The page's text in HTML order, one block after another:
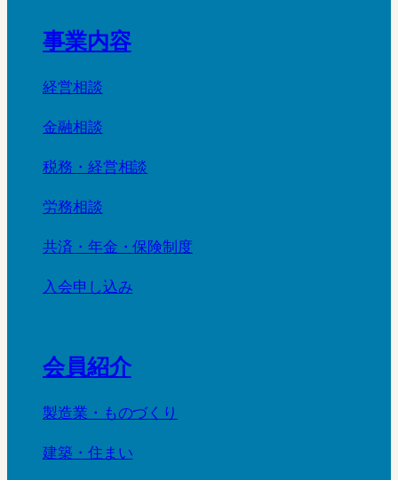
事業内容
経営相談
金融相談
税務・経営相談
労務相談
共済・年金・保険制度
入会申し込み
会員紹介
製造業・ものづくり
建築・住まい